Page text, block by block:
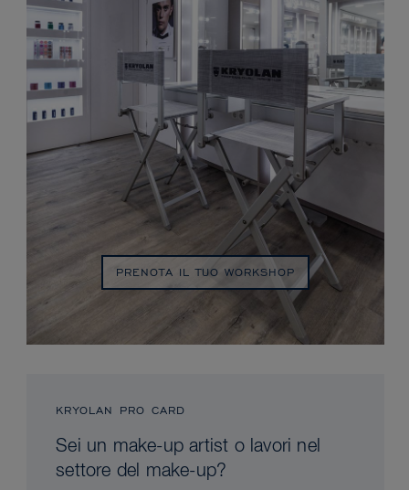
PRENOTA IL TUO WORKSHOP
KRYOLAN PRO CARD
Sei un make-up artist o lavori nel
settore del make-up?